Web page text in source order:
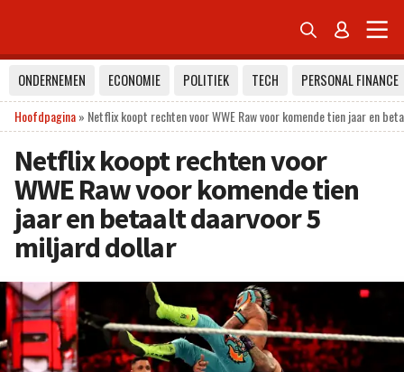
 
ONDERNEMEN ECONOMIE POLITIEK TECH
PERSONAL FINANCE
Hoofdpagina» Netflix koopt rechten voor WWE Raw voor komende tien jaar en
Netflix koopt rechten voor
WWE Raw voor komende tien
jaar en betaalt daarvoor 5
miljard dollar